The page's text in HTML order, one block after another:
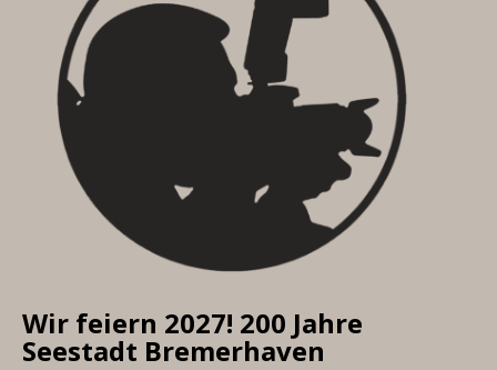
Wir feiern 2027! 200 Jahre
Seestadt Bremerhaven